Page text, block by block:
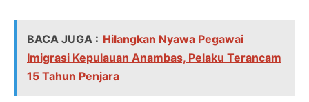
BACA JUGA : Hilangkan Nyawa Pegawai
Imigrasi Kepulauan Anambas, Pelaku Terancam
15 Tahun Penjara